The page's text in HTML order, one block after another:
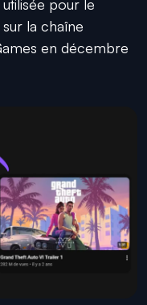
pour le
la chaîne
en décembre